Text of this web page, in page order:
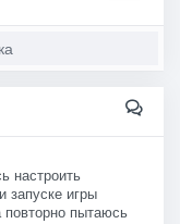
настроить
запуске игры
повторно пытаюсь